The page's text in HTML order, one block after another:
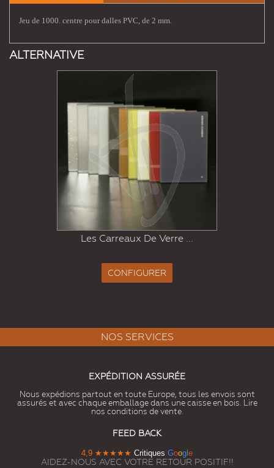
Jeu de 1000. centre pour dalles PVC, de 2 mm.
ALTERNATIVE
Les Carreaux De Verre ...
CONFIGURER
NOS SERVICES
EXPÉDITION ASSURÉE
Nous expédions partout en toute Europe, tous les envois sont
assurés et avec chaque emballage dans une caisse en bois. Lire
nos conditions de vente.
FEED BACK
4,9 ★★★★★ Critiques Goog e
AIDEZ-NOUS AVEC VOTRE RETOUR POSITIF!!